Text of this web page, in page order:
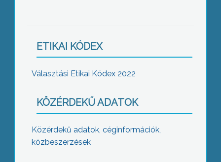
ETIKAI KÓDEX
Választási Etikai Kódex 2022
KÖZÉRDEKŰ ADATOK
Közérdekű adatok, céginformációk,
közbeszerzések